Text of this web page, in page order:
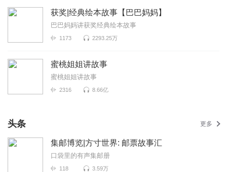
获奖|经典绘本故事【巴巴妈妈】
巴巴妈妈讲获奖经典绘本故事
1173 2293.25万
蜜桃姐姐讲故事
蜜桃姐姐讲故事
2316 8.66亿
头条 更多
集邮博览|方寸世界: 邮票故事汇
口袋里的有声集邮册
118 3.59万